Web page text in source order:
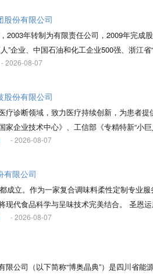
品领域，保障科研的严谨与精确。 比克曼
和仓储基地，总占地面积超42000平米，
ODM订单。公司已建成一支50余人的专业
，已获得10余项发明专利和实用新型专利。
股份有限公司
2003年转制为有限责任公司，2009年完
”企业、中国石油和化工企业500强、浙江
学原料和化学制品制造企业，大洋生物深
钾与碳酸氢钾覆盖食品添加剂、饲料添加
度快，能够显著提升下游产品的收率与质
国家GMP及美国FDA认证，具有药效高、
洲等发达地区和中东、东南亚国家，近年
工作站、省级企业技术中心、省级高新技
产品国家标准、能耗标准，碳酸氢钾产品
推动“末端治理”向“源头减排”转变，实现废
补链、延链升链，持续巩固核心主业优势
- 2026-08-07
股份有限公司
疗诊断领域，致力医疗持续创新，为患者
家企业技术中心》、工信部《专精特新“小
检测技术应用示范中心》等资质；企业拥
检测，多个产品至今尚无竞品，产品在日
例。 目前全球数十个国家和地区的客户选
与众多知名药企建立了战略合作伙伴，成
- 2026-08-07
有限公司
成立。作为一家复合调味料柔性定制专业
现代食品科学与呈味技术完美结合。 圣恩
流程质量管理体系、可视化信息管理系统，
在圣恩，味道是文化的传承、是科学的解密
- 2026-08-07
限公司（以下简称“博奥晶典”）是四川省